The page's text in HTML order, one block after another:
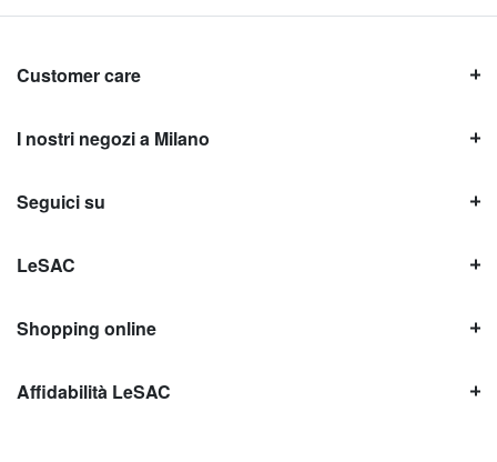
Customer care
I nostri negozi a Milano
Seguici su
LeSAC
Shopping online
Affidabilità LeSAC